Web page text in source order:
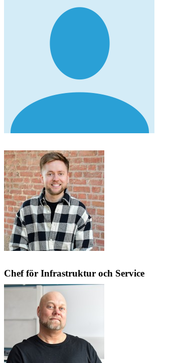
Chef för Infrastruktur och Service